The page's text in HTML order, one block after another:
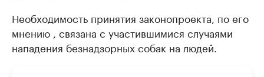
Необходимость принятия законопроекта, по его
мнению , связана с участившимися случаями
нападения безнадзорных собак на людей.